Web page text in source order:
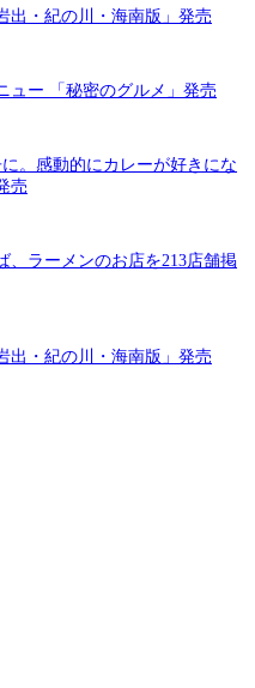
出・紀の川・海南版」発売
ュー 「秘密のグルメ」発売
。感動的にカレーが好きにな
売
、ラーメンのお店を213店舗掲
出・紀の川・海南版」発売